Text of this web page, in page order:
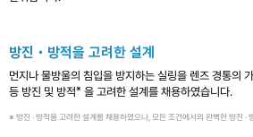
방진・방적을 고려한 설계
먼지나 물방울의 침입을 방지하는 실링을 렌즈 경통의
등 방진 및 방적※ 을 고려한 설계를 채용하였습니다.
※ 방진 · 방적을 고려한 설계를 채용하였으나, 모든 조건에서의 완벽한 방진 ·